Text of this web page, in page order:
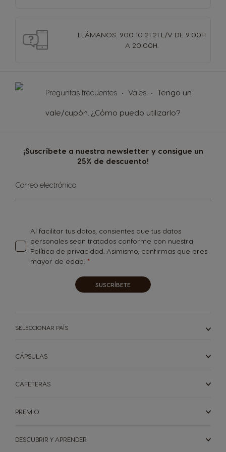
LLÁMANOS: 900 10 21 21 L/V DE 9:00H
A 20:00H.
Preguntas frecuentes Vales Tengo un
vale/cupón. ¿Cómo puedo utilizarlo?
¡Suscríbete a nuestra newsletter y consigue un
25% de descuento!
Inscríbase
a
nuestro
noticias:
Correo electrónico
Al facilitar tus datos, consientes que tus datos
personales sean tratados conforme con nuestra
Política de privacidad . Asimismo, confirmas que eres
mayor de edad.
SUSCRÍBETE
SELECCIONAR PAÍS
CÁPSULAS
CAFETERAS
PREMIO
DESCUBRIR Y APRENDER